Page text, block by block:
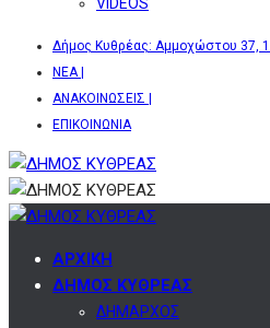
Δήμος Κυθρέας: Αμμοχώστου 37,
ΝΕΑ |
ΑΝΑΚΟΙΝΩΣΕΙΣ |
ΕΠΙΚΟΙΝΩΝΙΑ
ΑΡΧΙΚΗ
ΔΗΜΟΣ ΚΥΘΡΕΑΣ
ΔΗΜΑΡΧΟΣ